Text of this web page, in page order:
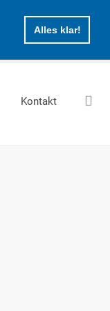
Alles klar!
Kontakt